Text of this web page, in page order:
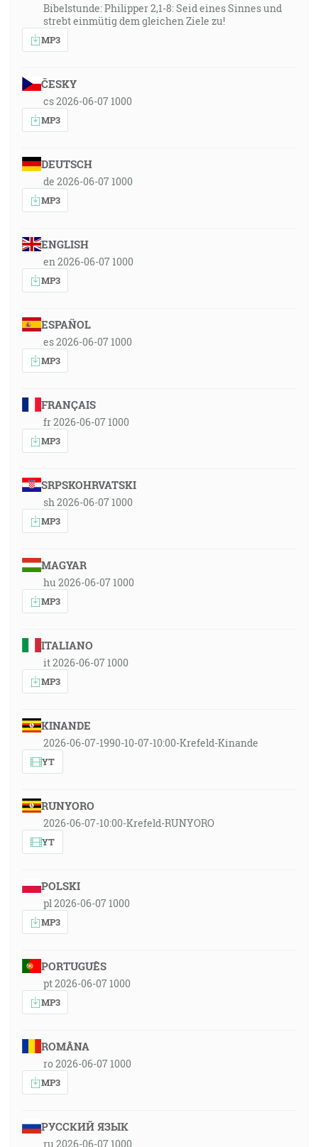
Bibelstunde: Philipper 2,1-8: Seid eines Sinnes und
strebt einmütig dem gleichen Ziele zu!
MP3
ČESKY
cs 2026-06-07 1000
MP3
DEUTSCH
de 2026-06-07 1000
MP3
ENGLISH
en 2026-06-07 1000
MP3
ESPAÑOL
es 2026-06-07 1000
MP3
FRANÇAIS
fr 2026-06-07 1000
MP3
SRPSKOHRVATSKI
sh 2026-06-07 1000
MP3
MAGYAR
hu 2026-06-07 1000
MP3
ITALIANO
it 2026-06-07 1000
MP3
KINANDE
2026-06-07-1990-10-07-10:00-Krefeld-Kinande
YT
RUNYORO
2026-06-07-10:00-Krefeld-RUNYORO
YT
POLSKI
pl 2026-06-07 1000
MP3
PORTUGUÊS
pt 2026-06-07 1000
MP3
ROMÂNA
ro 2026-06-07 1000
MP3
РУССКИЙ ЯЗЫК
ru 2026-06-07 1000